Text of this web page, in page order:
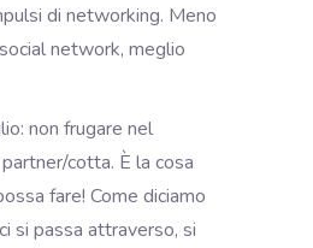
di networking. Meno
network, meglio
non frugare nel
cotta. È la cosa
fare! Come diciamo
si passa attraverso, si